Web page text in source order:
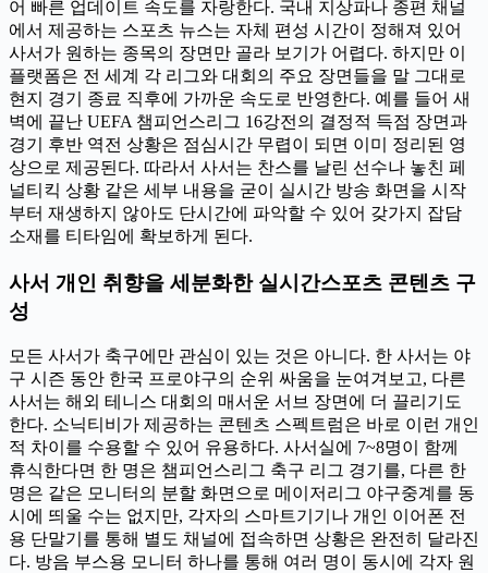
어 빠른 업데이트 속도를 자랑한다. 국내 지상파나 종편 채널
에서 제공하는 스포츠 뉴스는 자체 편성 시간이 정해져 있어
사서가 원하는 종목의 장면만 골라 보기가 어렵다. 하지만 이
플랫폼은 전 세계 각 리그와 대회의 주요 장면들을 말 그대로
현지 경기 종료 직후에 가까운 속도로 반영한다. 예를 들어 새
벽에 끝난 UEFA 챔피언스리그 16강전의 결정적 득점 장면과
경기 후반 역전 상황은 점심시간 무렵이 되면 이미 정리된 영
상으로 제공된다. 따라서 사서는 찬스를 날린 선수나 놓친 페
널티킥 상황 같은 세부 내용을 굳이 실시간 방송 화면을 시작
부터 재생하지 않아도 단시간에 파악할 수 있어 갖가지 잡담
소재를 티타임에 확보하게 된다.
사서 개인 취향을 세분화한 실시간스포츠 콘텐츠 구
성
모든 사서가 축구에만 관심이 있는 것은 아니다. 한 사서는 야
구 시즌 동안 한국 프로야구의 순위 싸움을 눈여겨보고, 다른
사서는 해외 테니스 대회의 매서운 서브 장면에 더 끌리기도
한다. 소닉티비가 제공하는 콘텐츠 스펙트럼은 바로 이런 개인
적 차이를 수용할 수 있어 유용하다. 사서실에 7~8명이 함께
휴식한다면 한 명은 챔피언스리그 축구 리그 경기를, 다른 한
명은 같은 모니터의 분할 화면으로 메이저리그 야구중계를 동
시에 띄울 수는 없지만, 각자의 스마트기기나 개인 이어폰 전
용 단말기를 통해 별도 채널에 접속하면 상황은 완전히 달라진
다. 방음 부스용 모니터 하나를 통해 여러 명이 동시에 각자 원